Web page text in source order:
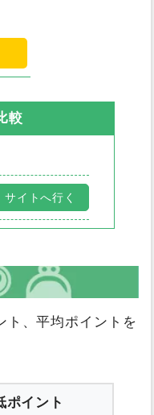
較
サイトへ行く
、平均ポイントを